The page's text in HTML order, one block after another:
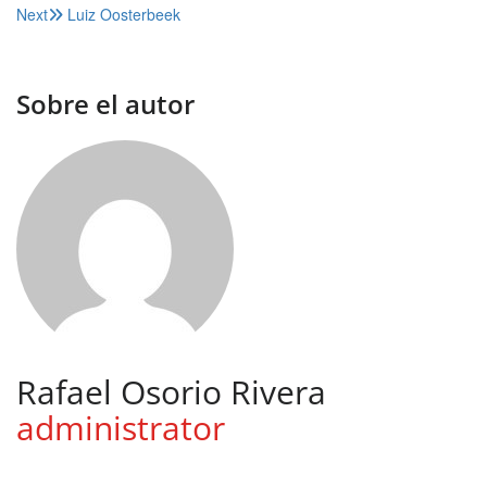
de
Next
Luiz Oosterbeek
Sobre el autor
Rafael Osorio Rivera
administrator